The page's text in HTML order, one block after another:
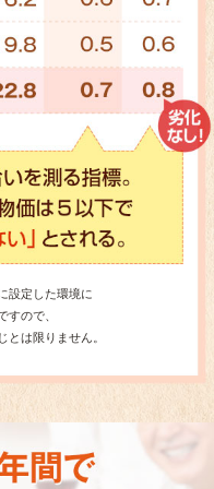
設定した環境に
すので、
とは限りません。